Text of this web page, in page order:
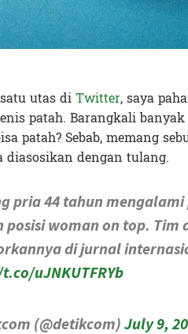
utas diTwitter, saya
patah. Barangkali
patah? Sebab, memang
diasosikan dengan tulang.
pria 44 tahun
posisi woman on top. Tim
di jurnal
uJNKUTFRYb
(@detikcom)July 9,